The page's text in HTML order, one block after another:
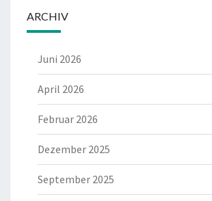
ARCHIV
Juni 2026
April 2026
Februar 2026
Dezember 2025
September 2025